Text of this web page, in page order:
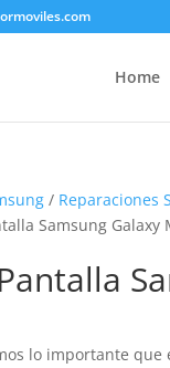
Home
/ Reparaciones
Samsung Galaxy
lo importante